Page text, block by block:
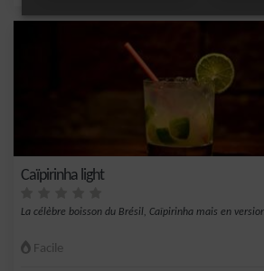
Caïpirinha light
La célèbre boisson du Brésil, Caïpirinha mais en
Facile